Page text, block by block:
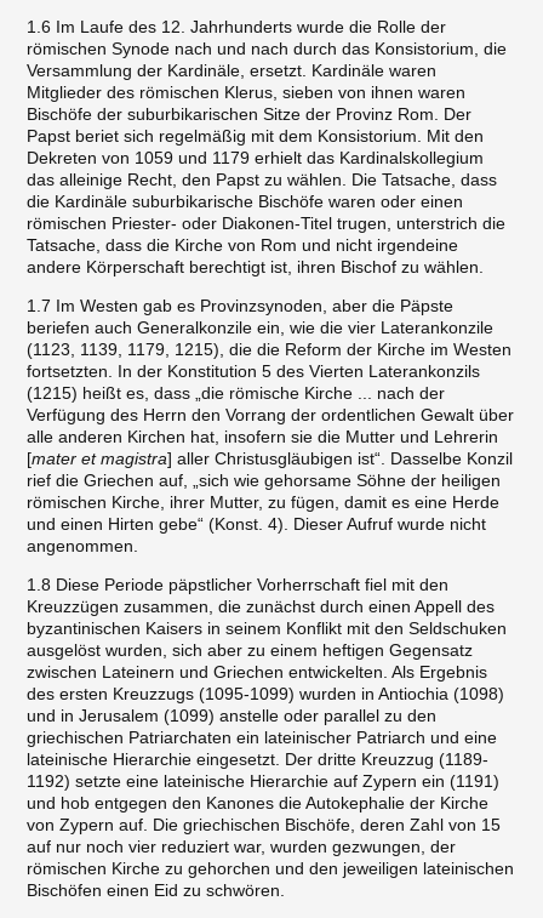
1.6 Im Laufe des 12. Jahrhunderts wurde die Rolle der
römischen Synode nach und nach durch das Konsistorium, die
Versammlung der Kardinäle, ersetzt. Kardinäle waren
Mitglieder des römischen Klerus, sieben von ihnen waren
Bischöfe der suburbikarischen Sitze der Provinz Rom. Der
Papst beriet sich regelmäßig mit dem Konsistorium. Mit den
Dekreten von 1059 und 1179 erhielt das Kardinalskollegium
das alleinige Recht, den Papst zu wählen. Die Tatsache, dass
die Kardinäle suburbikarische Bischöfe waren oder einen
römischen Priester- oder Diakonen-Titel trugen, unterstrich die
Tatsache, dass die Kirche von Rom und nicht irgendeine
andere Körperschaft berechtigt ist, ihren Bischof zu wählen.
1.7 Im Westen gab es Provinzsynoden, aber die Päpste
beriefen auch Generalkonzile ein, wie die vier Laterankonzile
(1123, 1139, 1179, 1215), die die Reform der Kirche im Westen
fortsetzten. In der Konstitution 5 des Vierten Laterankonzils
(1215) heißt es, dass „die römische Kirche ... nach der
Verfügung des Herrn den Vorrang der ordentlichen Gewalt über
alle anderen Kirchen hat, insofern sie die Mutter und Lehrerin
[mater et magistra] aller Christusgläubigen ist“. Dasselbe Konzil
rief die Griechen auf, „sich wie gehorsame Söhne der heiligen
römischen Kirche, ihrer Mutter, zu fügen, damit es eine Herde
und einen Hirten gebe“ (Konst. 4). Dieser Aufruf wurde nicht
angenommen.
1.8 Diese Periode päpstlicher Vorherrschaft fiel mit den
Kreuzzügen zusammen, die zunächst durch einen Appell des
byzantinischen Kaisers in seinem Konflikt mit den Seldschuken
ausgelöst wurden, sich aber zu einem heftigen Gegensatz
zwischen Lateinern und Griechen entwickelten. Als Ergebnis
des ersten Kreuzzugs (1095-1099) wurden in Antiochia (1098)
und in Jerusalem (1099) anstelle oder parallel zu den
griechischen Patriarchaten ein lateinischer Patriarch und eine
lateinische Hierarchie eingesetzt. Der dritte Kreuzzug (1189-
1192) setzte eine lateinische Hierarchie auf Zypern ein (1191)
und hob entgegen den Kanones die Autokephalie der Kirche
von Zypern auf. Die griechischen Bischöfe, deren Zahl von 15
auf nur noch vier reduziert war, wurden gezwungen, der
römischen Kirche zu gehorchen und den jeweiligen lateinischen
Bischöfen einen Eid zu schwören.